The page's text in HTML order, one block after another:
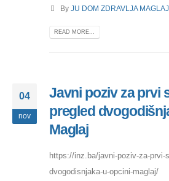
By JU DOM ZDRAVLJA MAGLAJ
READ MORE...
04
nov
Javni poziv za prvi
pregled
Maglaj
https://inz.ba/javni-poziv-za-prvi-
dvogodisnjaka-u-opcini-maglaj/